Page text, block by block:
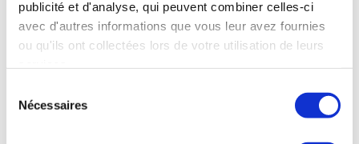
publicité et d'analyse, qui peuvent combiner celles-ci
avec d'autres informations que vous leur avez fournies
ou qu'ils ont collectées lors de votre utilisation de leurs
Nécessaires